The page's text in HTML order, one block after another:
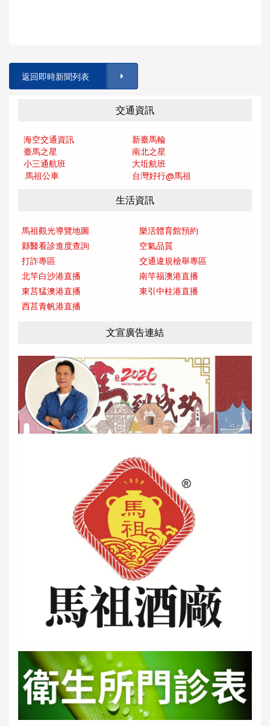
返回即時新聞列表
交通資訊
海空交通資訊
新臺馬輪
臺馬之星
南北之星
小三通航班
大坵航班
馬祖公車
台灣好行@馬祖
生活資訊
馬祖觀光導覽地圖
樂活體育館預約
縣醫看診進度查詢
空氣品質
打詐專區
交通違規檢舉專區
北竿白沙港直播
南竿福澳港直播
東莒猛澳港直播
東引中柱港直播
西莒青帆港直播
文宣廣告連結